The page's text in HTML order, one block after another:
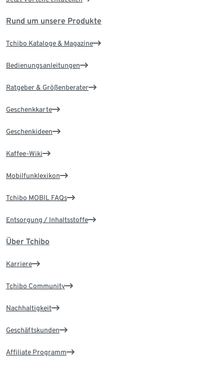
Rund um unsere Produkte
Tchibo Kataloge & Magazine
Bedienungsanleitungen
Ratgeber & Größenberater
Geschenkkarte
Geschenkideen
Kaffee-Wiki
Mobilfunklexikon
Tchibo MOBIL FAQs
Entsorgung / Inhaltsstoffe
Über Tchibo
Karriere
Tchibo Community
Nachhaltigkeit
Geschäftskunden
Affiliate Programm